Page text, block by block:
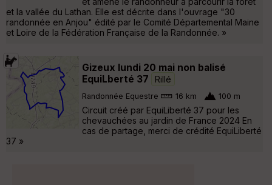
et la vallée du Lathan. Elle est décrite dans l'ouvrage "30
randonnée en Anjou" édité par le Comité Départemental Maine
et Loire de la Fédération Française de la Randonnée. »
Gizeux lundi 20 mai non balisé
EquiLberté 37
Rillé
Randonnée Equestre 16 km 100 m
Circuit créé par EquiLiberté 37 pour les
chevauchées au jardin de France 2024 En
cas de partage, merci de crédité EquiLiberté
37 »